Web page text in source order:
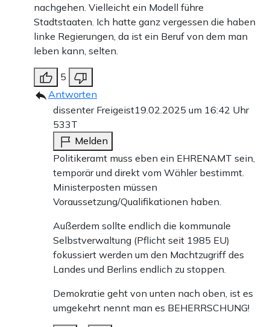
nachgehen. Vielleicht ein Modell führe
Stadtstaaten. Ich hatte ganz vergessen die haben
linke Regierungen, da ist ein Beruf von dem man
leben kann, selten.
5
Antworten
dissenter Freigeist19.02.2025 um 16:42 Uhr
533T
Melden
Politikeramt muss eben ein EHRENAMT sein,
temporär und direkt vom Wähler bestimmt.
Ministerposten müssen
Voraussetzung/Qualifikationen haben.
Außerdem sollte endlich die kommunale
Selbstverwaltung (Pflicht seit 1985 EU)
fokussiert werden um den Machtzugriff des
Landes und Berlins endlich zu stoppen.
Demokratie geht von unten nach oben, ist es
umgekehrt nennt man es BEHERRSCHUNG!